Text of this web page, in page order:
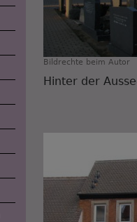
Bildrechte beim Autor
Hinter der